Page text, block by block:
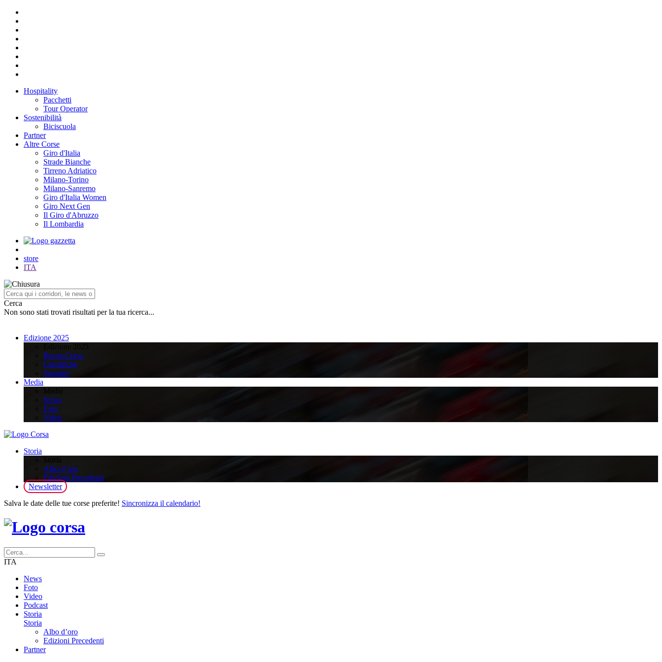
Hospitality
Pacchetti
Tour Operator
Sostenibilità
Biciscuola
Partner
Altre Corse
Giro d'Italia
Strade Bianche
Tirreno Adriatico
Milano-Torino
Milano-Sanremo
Giro d'Italia Women
Giro Next Gen
Il Giro d'Abruzzo
Il Lombardia
store
ITA
Cerca
Non sono stati trovati risultati per la tua ricerca...
Edizione 2025
Recap Corsa
Classifiche
Squadre
Media
News
Foto
Video
Storia
Albo d’oro
Edizioni Precedenti
Newsletter
Salva le date delle tue corse preferite! Sincronizza il calendario!
ITA
News
Foto
Video
Podcast
Storia
Storia
Albo d’oro
Edizioni Precedenti
Partner